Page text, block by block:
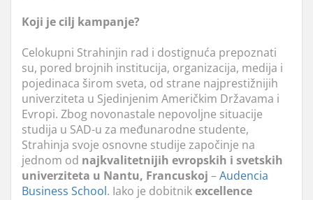
Koji je cilj kampanje?
Celokupni Strahinjin rad i dostignuća prepoznati
su, pored brojnih institucija, organizacija, medija i
pojedinaca širom sveta, od strane najprestižnijih
univerziteta u Sjedinjenim Američkim Državama i
Evropi. Zbog novonastale nepovoljne situacije
studija u SAD-u za međunarodne studente,
Strahinja svoje osnovne studije započinje na
jednom od najkvalitetnijih evropskih i svetskih
univerziteta u Nantu, Francuskoj –Audencia
Business School. Iako je dobitnikexcellence